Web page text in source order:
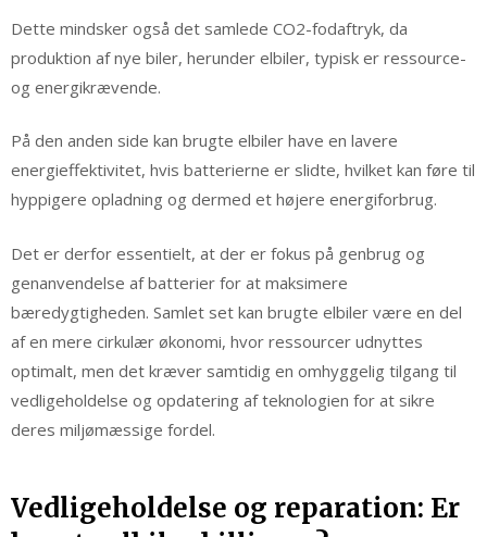
Dette mindsker også det samlede CO2-fodaftryk, da
produktion af nye biler, herunder elbiler, typisk er ressource-
og energikrævende.
På den anden side kan brugte elbiler have en lavere
energieffektivitet, hvis batterierne er slidte, hvilket kan føre til
hyppigere opladning og dermed et højere energiforbrug.
Det er derfor essentielt, at der er fokus på genbrug og
genanvendelse af batterier for at maksimere
bæredygtigheden. Samlet set kan brugte elbiler være en del
af en mere cirkulær økonomi, hvor ressourcer udnyttes
optimalt, men det kræver samtidig en omhyggelig tilgang til
vedligeholdelse og opdatering af teknologien for at sikre
deres miljømæssige fordel.
Vedligeholdelse og reparation: Er